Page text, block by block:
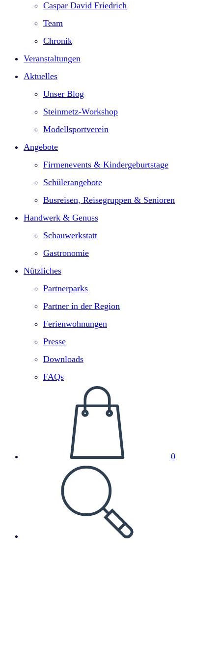
Caspar David Friedrich
Team
Chronik
Veranstaltungen
Aktuelles
Unser Blog
Steinmetz-Workshop
Modellsportverein
Angebote
Firmenevents & Kindergeburtstage​
Schülerangebote
Busreisen, Reisegruppen & Senioren
Handwerk & Genuss
Schauwerkstatt
Gastronomie
Nützliches
Partnerparks
Partner in der Region
Ferienwohnungen
Presse
Downloads
FAQs
0